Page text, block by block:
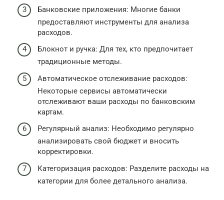
Банковские приложения: Многие банки
предоставляют инструменты для анализа
расходов.
Блокнот и ручка: Для тех, кто предпочитает
традиционные методы.
Автоматическое отслеживание расходов:
Некоторые сервисы автоматически
отслеживают ваши расходы по банковским
картам.
Регулярный анализ: Необходимо регулярно
анализировать свой бюджет и вносить
корректировки.
Категоризация расходов: Разделите расходы на
категории для более детального анализа.